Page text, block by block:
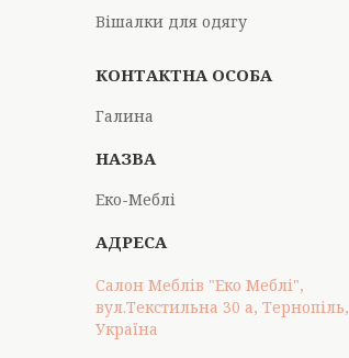
Вішалки для одягу
Галина
Еко-Меблі
Салон Меблів "Еко Меблі",
вул.Текстильна 30 а, Тернопіль,
Україна